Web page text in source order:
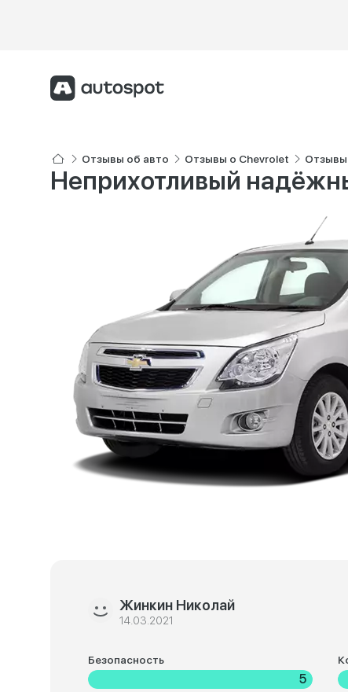
Отзывы об авто Отзывы о Chevrolet Отзывы
Неприхотливый
Жинкин Николай
14.03.2021
Безопасность
5